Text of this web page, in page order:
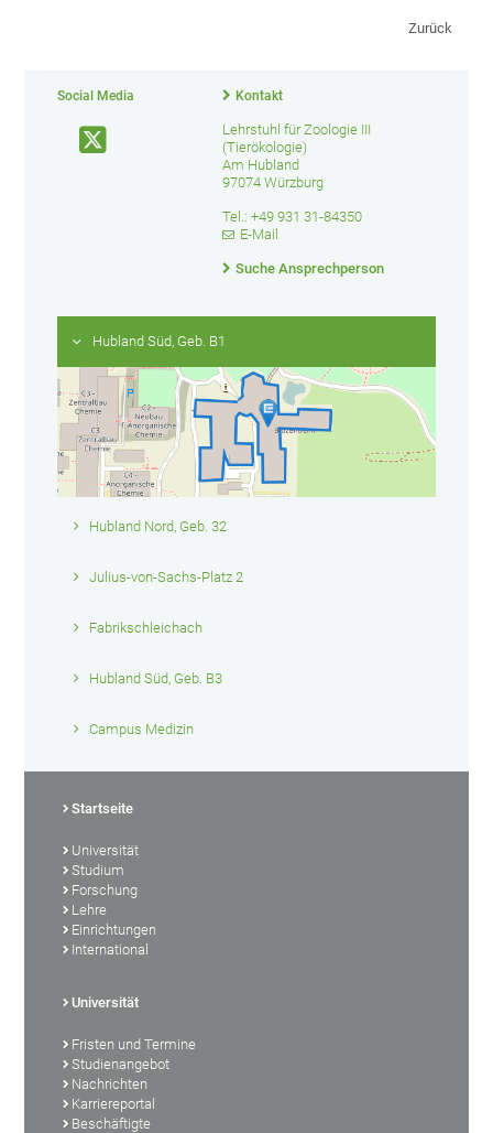
Zurück
Social Media Kontakt
Lehrstuhl für Zoologie III
(Tierökologie)
Am Hubland
97074 Würzburg
Tel.: +49 931 31-84350
E-Mail
Suche Ansprechperson
Hubland Süd, Geb. B1
Hubland Nord, Geb. 32
Julius-von-Sachs-Platz 2
Fabrikschleichach
Hubland Süd, Geb. B3
Campus Medizin
Startseite
Universität
Studium
Forschung
Lehre
Einrichtungen
International
Universität
Fristen und Termine
Studienangebot
Nachrichten
Karriereportal
Beschäftigte